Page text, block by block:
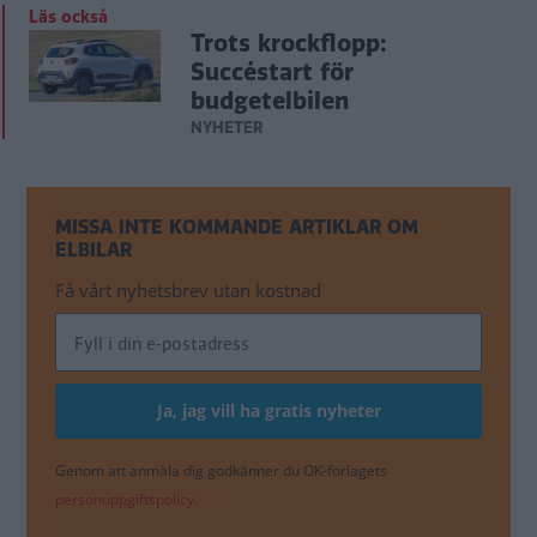
Läs också
Trots krockflopp:
Succéstart för
budgetelbilen
NYHETER
MISSA INTE KOMMANDE ARTIKLAR OM
ELBILAR
Få vårt nyhetsbrev utan kostnad
Genom att anmäla dig godkänner du OK-förlagets
personuppgiftspolicy.